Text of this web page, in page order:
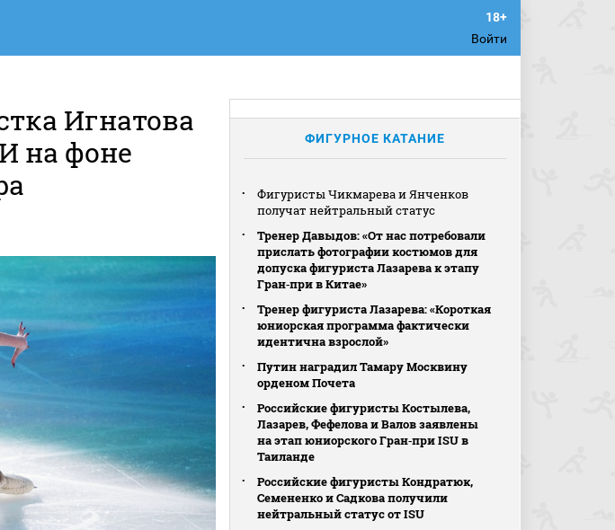
Войти
Игнатова
на фоне
ФИГУРНОЕ КАТАНИЕ
Фигуристы Чикмарева и Янченков
получат нейтральный статус
Тренер Давыдов: «От нас потребовали
прислать фотографии костюмов для
допуска фигуриста Лазарева к этапу
Гран‑при в Китае»
Тренер фигуриста Лазарева: «Короткая
юниорская программа фактически
идентична взрослой»
Путин наградил Тамару Москвину
орденом Почета
Российские фигуристы Костылева,
Лазарев, Фефелова и Валов заявлены
на этап юниорского Гран‑при ISU в
Таиланде
Российские фигуристы Кондратюк,
Семененко и Садкова получили
нейтральный статус от ISU